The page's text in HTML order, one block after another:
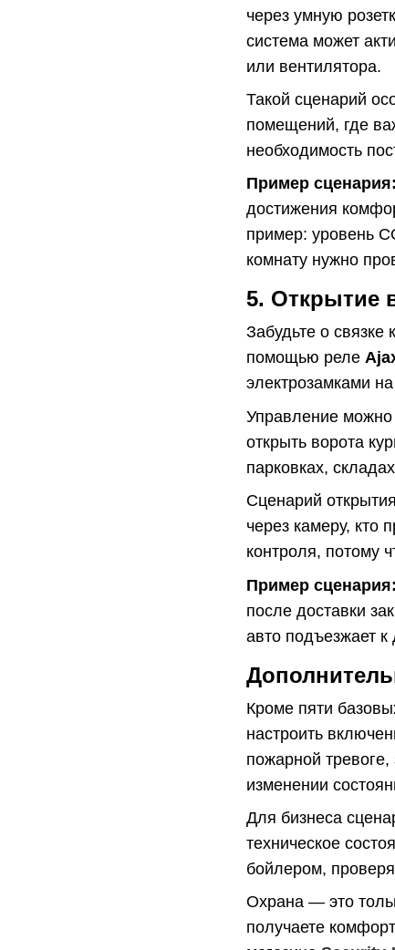
через умную
система может
или вентилятора.
Такой сценарий
помещений, где
необходимость
Пример сценария:
достижения
пример: уровень
комнату нужно
5. Открытие
Забудьте о связке
помощью реле
электрозамками
Управление
открыть ворота
парковках,
Сценарий
через камеру, кто
контроля, потому
Пример сценария:
после доставки
авто подъезжает к
Кроме пяти
настроить
пожарной
изменении
Для бизнеса
техническое
бойлером,
Охрана — это
получаете